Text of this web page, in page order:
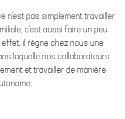
n'est pas simplement travailler
c'est aussi faire un peu
effet, il règne chez nous une
laquelle nos collaborateurs
et travailler de manière